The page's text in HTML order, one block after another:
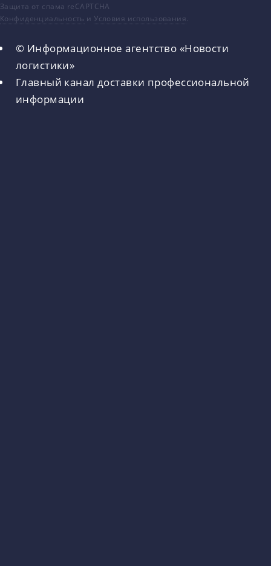
Защита от спама reCAPTCHA
Конфиденциальность иУсловия использования.
© Информационное агентство «Новости
логистики»
Главный канал доставки профессиональной
информации